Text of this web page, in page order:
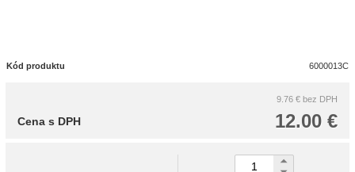
Kód produktu 6000013C
9.76 € bez DPH
12.00 €
Cena s DPH